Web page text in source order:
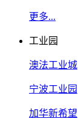
更多...
工业园
澳法工业城
宁波工业园
加华新希望